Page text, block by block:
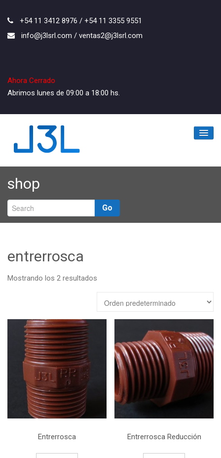
+54 11 3412 8976 / +54 11 3355 9551
info@j3lsrl.com / ventas2@j3lsrl.com
Ahora Cerrado
Abrimos lunes de 09:00 a 18:00 hs.
Inicio
La Empresa
Los Productos
shop
Go
entrerrosca
Mostrando los 2 resultados
Entrerrosca Entrerrosca Reducción